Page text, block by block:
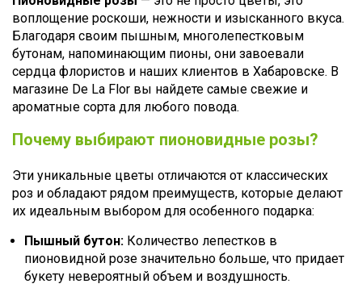
воплощение роскоши, нежности и изысканного вкуса.
Благодаря своим пышным, многолепестковым
бутонам, напоминающим пионы, они завоевали
сердца флористов и наших клиентов в Хабаровске. В
магазине De La Flor вы найдете самые свежие и
ароматные сорта для любого повода.
Почему выбирают пионовидные розы?
Эти уникальные цветы отличаются от классических
роз и обладают рядом преимуществ, которые делают
их идеальным выбором для особенного подарка:
Пышный бутон: Количество лепестков в
пионовидной розе значительно больше, что придает
букету невероятный объем и воздушность.